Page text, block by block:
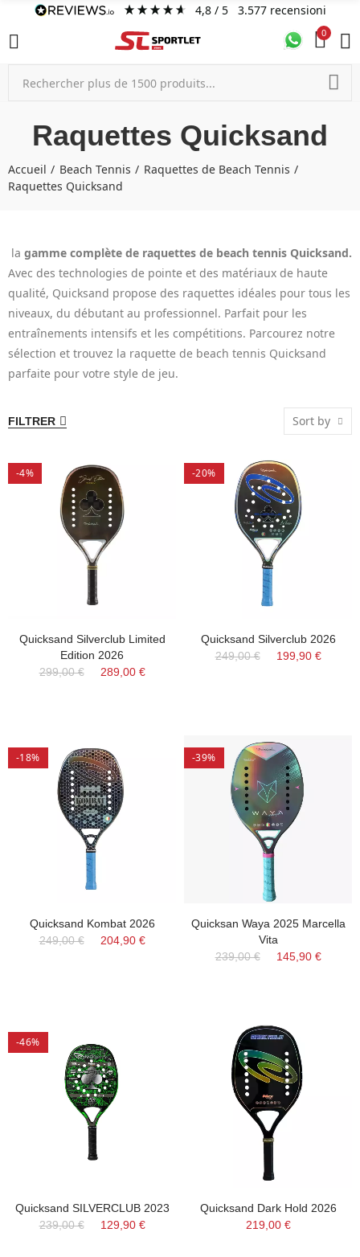
4,8/ 5 3.577 recensioni
0
Raquettes Quicksand
Accueil Beach Tennis
Raquettes de Beach Tennis
Raquettes Quicksand
la gamme complète de raquettes de beach tennis Quicksand.
Avec des technologies de pointe et des matériaux de haute
qualité, Quicksand propose des raquettes idéales pour tous les
niveaux, du débutant au professionnel. Parfait pour les
entraînements intensifs et les compétitions. Parcourez notre
sélection et trouvez la raquette de beach tennis Quicksand
parfaite pour votre style de jeu.
FILTRER Sort by
-4%
Quicksand Silverclub Limited
Edition 2026
299,00 €
289,00 €
-20%
Quicksand Silverclub 2026
249,00 €
199,90 €
-18%
Quicksand Kombat 2026
249,00 €
204,90 €
-39%
Quicksan Waya 2025 Marcella
Vita
239,00 €
145,90 €
-46%
Quicksand SILVERCLUB 2023
239,00 €
129,90 €
Quicksand Dark Hold 2026
219,00 €